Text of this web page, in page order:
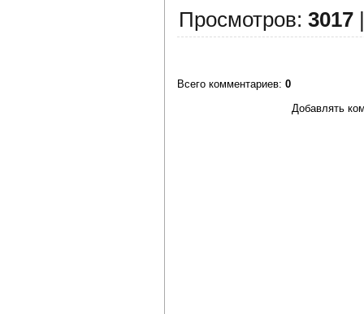
Просмотров: 3017
Всего комментариев: 0
Добавлять